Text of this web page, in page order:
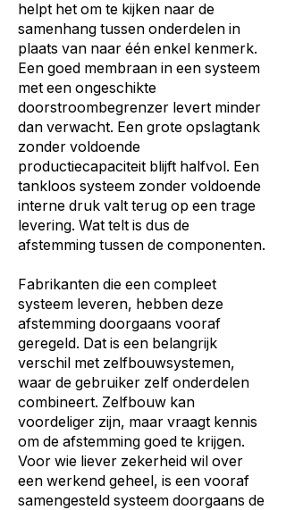
helpt het om te kijken naar de
samenhang tussen onderdelen in
plaats van naar één enkel kenmerk.
Een goed membraan in een systeem
met een ongeschikte
doorstroombegrenzer levert minder
dan verwacht. Een grote opslagtank
zonder voldoende
productiecapaciteit blijft halfvol. Een
tankloos systeem zonder voldoende
interne druk valt terug op een trage
levering. Wat telt is dus de
afstemming tussen de componenten.
Fabrikanten die een compleet
systeem leveren, hebben deze
afstemming doorgaans vooraf
geregeld. Dat is een belangrijk
verschil met zelfbouwsystemen,
waar de gebruiker zelf onderdelen
combineert. Zelfbouw kan
voordeliger zijn, maar vraagt kennis
om de afstemming goed te krijgen.
Voor wie liever zekerheid wil over
een werkend geheel, is een vooraf
samengesteld systeem doorgaans de